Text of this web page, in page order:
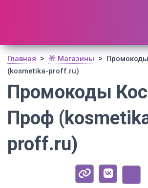
Главная > 🎁 Магазины >
(kosmetika-proff.ru)
Промокоды
Проф
proff.ru)